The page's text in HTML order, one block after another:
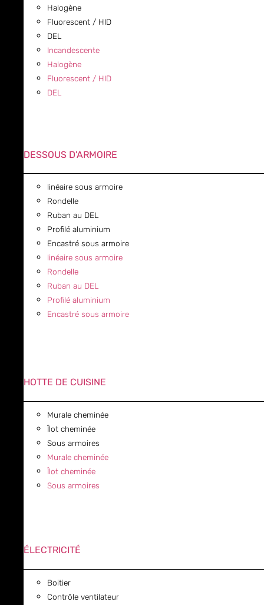
Halogène
Fluorescent / HID
DEL
Incandescente
Halogène
Fluorescent / HID
DEL
DESSOUS D'ARMOIRE
linéaire sous armoire
Rondelle
Ruban au DEL
Profilé aluminium
Encastré sous armoire
linéaire sous armoire
Rondelle
Ruban au DEL
Profilé aluminium
Encastré sous armoire
HOTTE DE CUISINE
Murale cheminée
Îlot cheminée
Sous armoires
Murale cheminée
Îlot cheminée
Sous armoires
ÉLECTRICITÉ
Boitier
Contrôle ventilateur